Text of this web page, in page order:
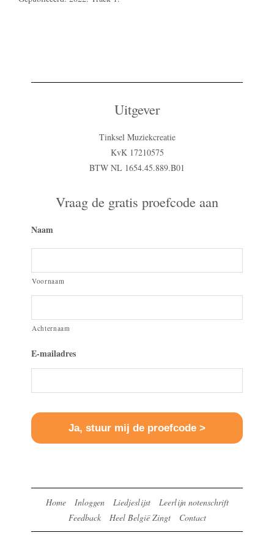
Uitgever
Tinksel Muziekcreatie
KvK 17210575
BTW NL 1654.45.889.B01
Vraag de gratis proefcode aan
Naam
Voornaam
Achternaam
E-mailadres
Home Inloggen Liedjeslijst
Leerlijn notenschrift
Feedback
Heel België Zingt Contact